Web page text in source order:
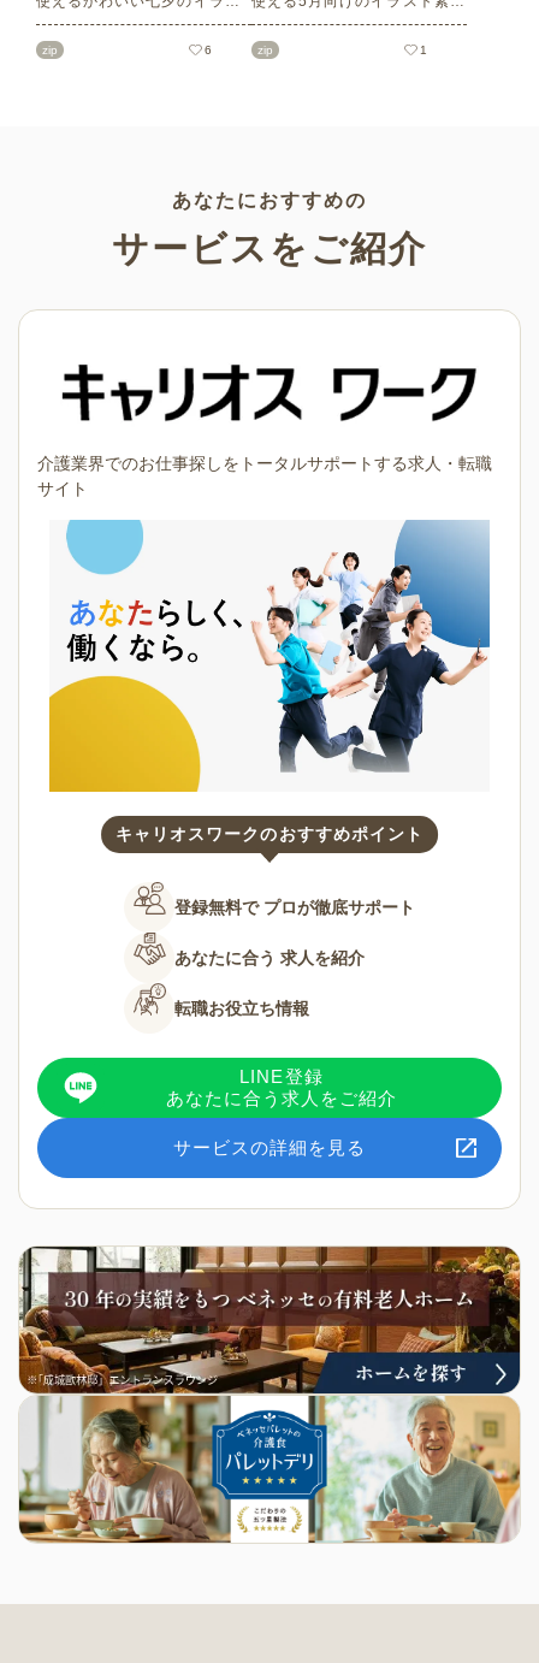
ト素材をご紹介します。短冊
の印刷用テンプレート、飾り
zip 6
を多数ご紹介します。商用フ
リーの可愛くておしゃれなイ
なシーンでご活用ください！
zip 1
あなたにおすすめの
サービスをご紹介
介護業界でのお仕事探しをトータルサポートする求人・転職
サイト
キャリオスワークのおすすめポイント
登録無料で プロが徹底サポート
あなたに合う 求人を紹介
転職お役立ち情報
LINE登録
あなたに合う求人をご紹介
サービスの詳細を見る